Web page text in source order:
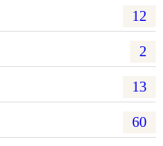
12
2
13
60